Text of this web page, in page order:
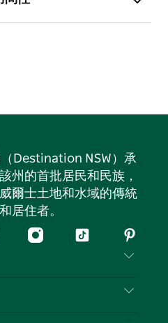
Destination NSW）承
州的首批居民和民族，
爾士土地和水域的傳統
居住者。
Instagram
抖